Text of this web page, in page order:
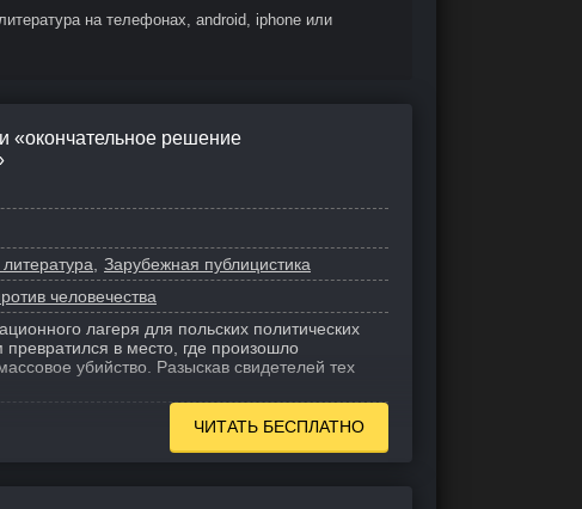
на телефонах, android, iphone или
«окончательное решение
Зарубежная публицистика
человечества
лагеря для польских политических
в место, где произошло
убийство. Разыскав свидетелей тех
ЧИТАТЬ БЕСПЛАТНО